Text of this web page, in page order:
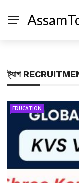
ট্যাগ
EDUCATION